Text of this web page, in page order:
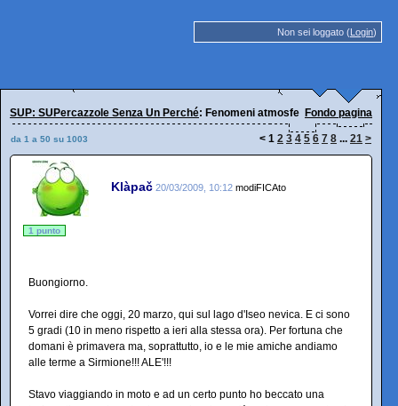
Non sei loggato (Login)
SUP: SUPercazzole Senza Un Perché: Fenomeni atmosferici, Svizzera,
Fondo pagina
da 1 a 50 su 1003 < 1 2 3 4 5 6 7 8 ... 21 >
Klàpač 20/03/2009, 10:12 modiFICAto
1 punto
Buongiorno.
Vorrei dire che oggi, 20 marzo, qui sul lago d'Iseo nevica. E ci sono
5 gradi (10 in meno rispetto a ieri alla stessa ora). Per fortuna che
domani è primavera ma, soprattutto, io e le mie amiche andiamo
alle terme a Sirmione!!! ALE'!!!
Stavo viaggiando in moto e ad un certo punto ho beccato una